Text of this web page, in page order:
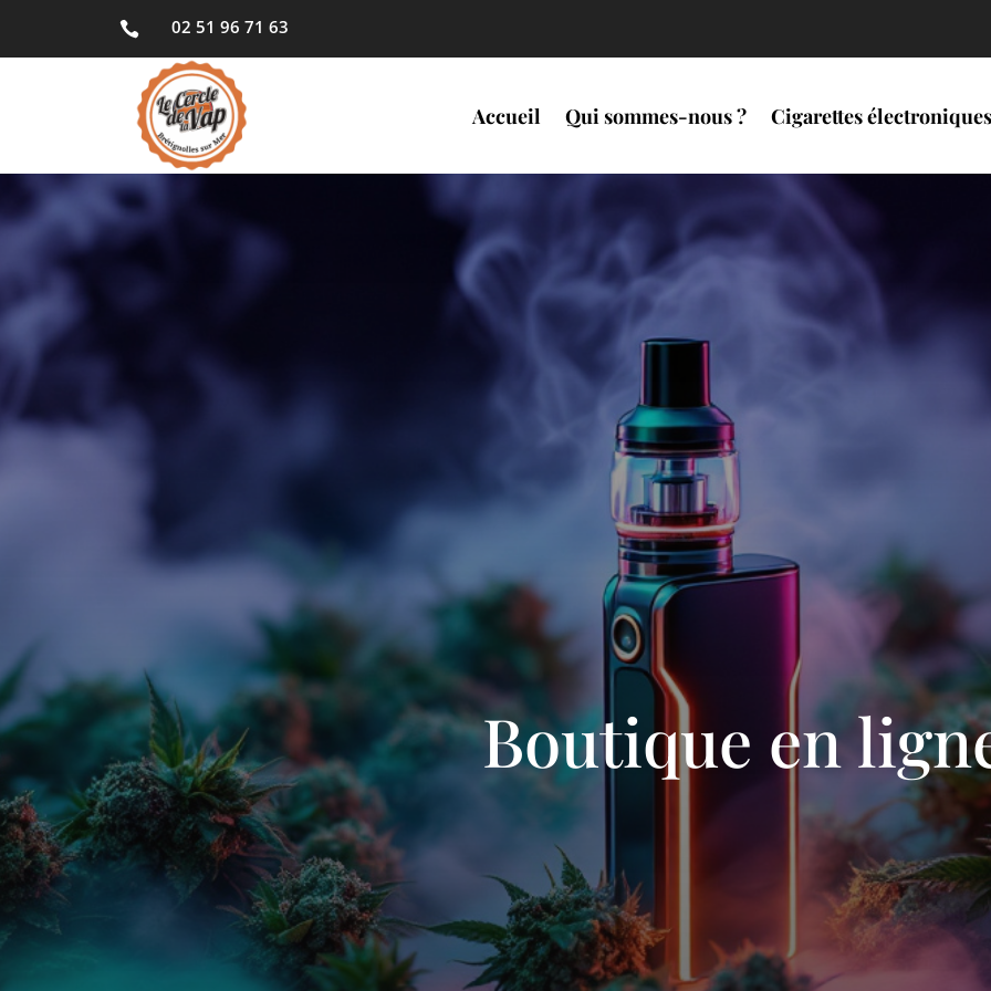
 02 51 96 71 63
Accueil Qui sommes-nous ? Cigarettes électroniques
Boutique en